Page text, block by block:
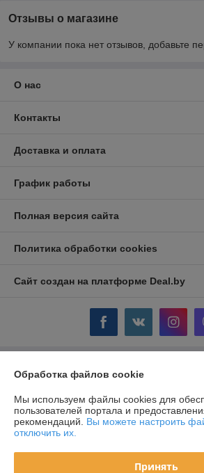
Отзывы о магазине
У компании пока нет отзывов, добавьте
О нас
Контакты
Доставка и оплата
График работы
Полная версия сайта
Политика обработки cookies
Сайт создан на платформе Deal.by
Информация для покупателя
Юридическое лицо:ОДО "ГЛОРИЯ-КЛЮЧ" г.
Республика Беларусь, г. Жодино, ул.
Регистрационный номер ЕГР: 600238509
УНП: 600238509
Обработка файлов cookie
Мы используем файлы cookies для
пользователей портала и
рекомендаций. Вы можете настроить
отключить их.
Принять